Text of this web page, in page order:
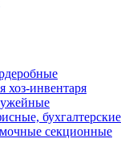
хоз-инвентаря
бухгалтерские
секционные